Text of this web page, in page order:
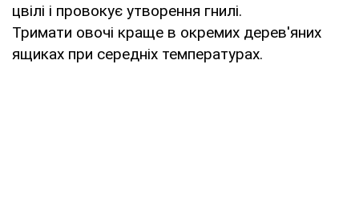
цвілі і провокує утворення гнилі.
Тримати овочі краще в окремих дерев'яних
ящиках при середніх температурах.